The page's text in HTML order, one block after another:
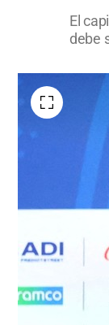
El
debe